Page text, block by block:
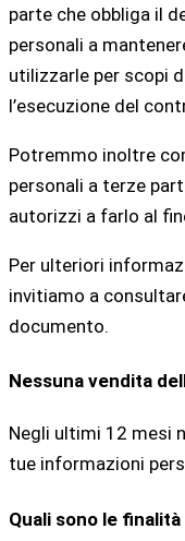
parte che obbliga il
personali a
utilizzarle per scopi
l’esecuzione del
Potremmo inoltre
personali a terze
autorizzi a farlo al
Per ulteriori
invitiamo a
documento.
Nessuna vendita
Negli ultimi 12 mesi
tue informazioni
Quali sono le